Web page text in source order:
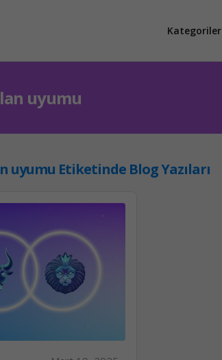
Kategoriler
uyumu
uyumu Etiketinde Blog Yazıları